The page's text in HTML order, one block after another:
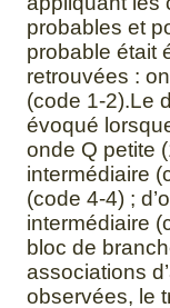
probables et
probable était
retrouvées :
(code 1-2).Le
évoqué
onde Q petite
intermédiaire
(code 4-4) ;
intermédiaire
bloc de
associations
observées, le